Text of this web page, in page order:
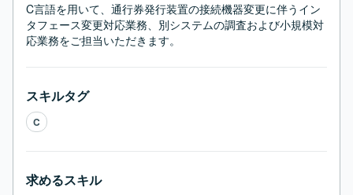
C言語を用いて、通行券発行装置の接続機器変更に伴うイン
タフェース変更対応業務、別システムの調査および小規模対
応業務をご担当いただきます。
スキルタグ
C
求めるスキル